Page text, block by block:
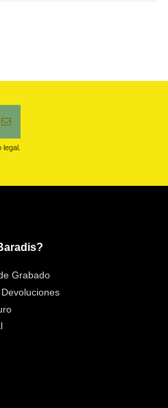
Grabado